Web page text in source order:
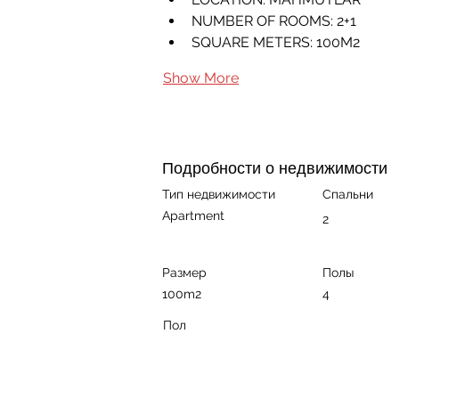
NUMBER OF ROOMS: 2+1
SQUARE METERS: 100M2
Show More
Подробности о недвижимости
Тип недвижимости
Apartment
Спальни
2
Размер
100m2
Полы
4
Пол